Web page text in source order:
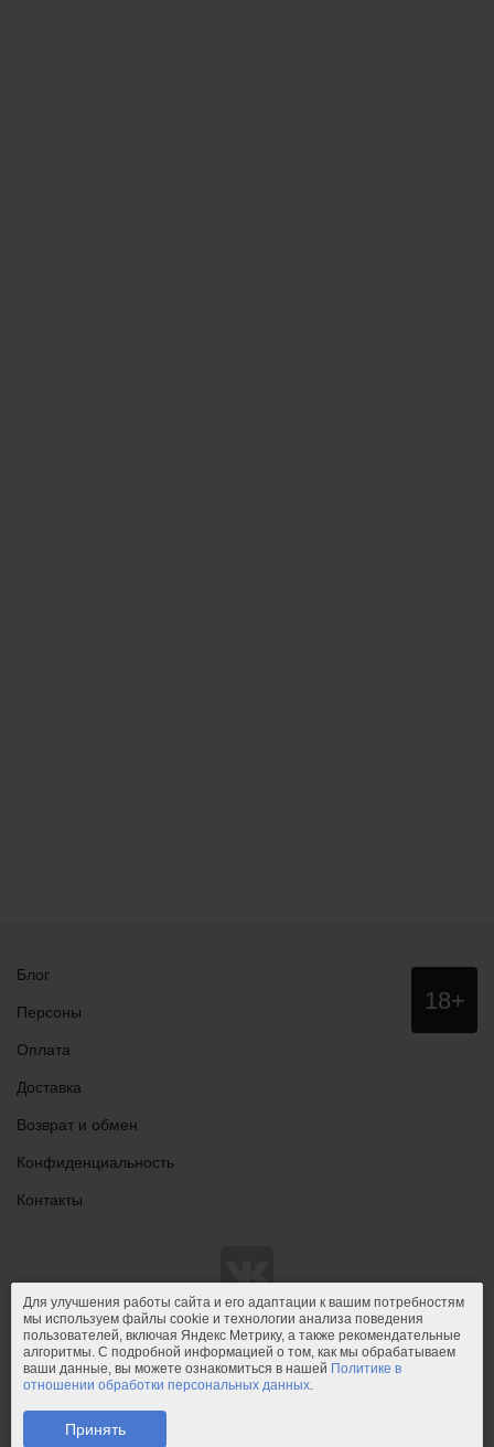
Блог
Персоны
Оплата
Доставка
Возврат и обмен
Конфиденциальность
Контакты
18+
сайт НЕ
для
© 2011-2026.PIPIDU.ru— интернет-магазин
интимных товаров (сексшоп).
— интернет-магазин, который доставляет удовольствие.
Для улучшения работы сайта и его адаптации к вашим потребностям
мы используем файлы cookie и технологии анализа поведения
пользователей, включая Яндекс Метрику, а также рекомендательные
алгоритмы. С подробной информацией о том, как мы обрабатываем
ваши данные, вы можете ознакомиться в нашей Политике в
отношении обработки персональных данных.
Принять